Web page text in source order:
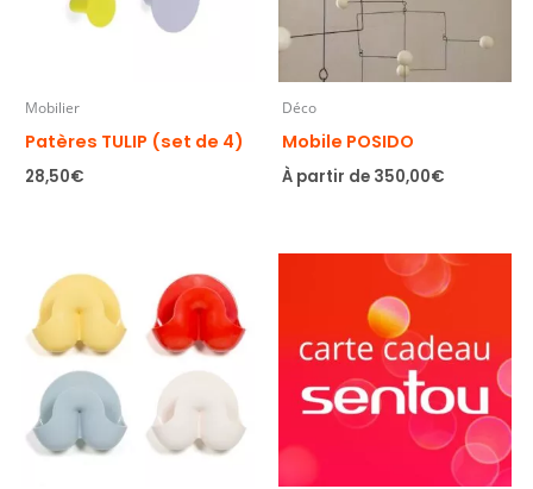
Mobilier
Patères TULIP (set de 4)
28,50€
Déco
Mobile POSIDO
À partir de 350,00€